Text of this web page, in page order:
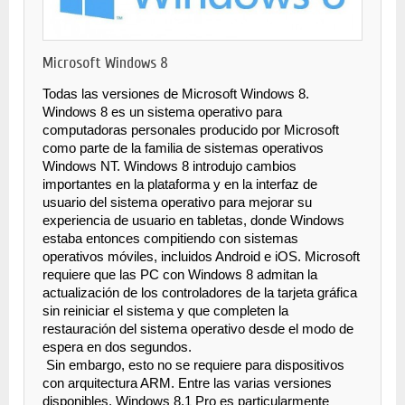
Microsoft Windows 8
Todas las versiones de Microsoft Windows 8.
Windows 8 es un sistema operativo para
computadoras personales producido por Microsoft
como parte de la familia de sistemas operativos
Windows NT. Windows 8 introdujo cambios
importantes en la plataforma y en la interfaz de
usuario del sistema operativo para mejorar su
experiencia de usuario en tabletas, donde Windows
estaba entonces compitiendo con sistemas
operativos móviles, incluidos Android e iOS. Microsoft
requiere que las PC con Windows 8 admitan la
actualización de los controladores de la tarjeta gráfica
sin reiniciar el sistema y que completen la
restauración del sistema operativo desde el modo de
espera en dos segundos.
con arquitectura ARM. Entre las varias versiones
disponibles, Windows 8.1 Pro es particularmente